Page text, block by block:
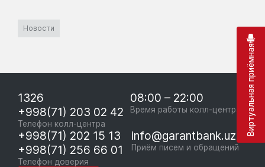
Новости
1326
+998(71) 203 02 42
Телефон колл-центра
08:00 – 22:00
Время работы колл-центра
+998(71) 202 15 13
+998(71) 256 66 01
Телефон доверия
info@garantbank.uz
Приём писем и обращений
Виртуальная приёмная